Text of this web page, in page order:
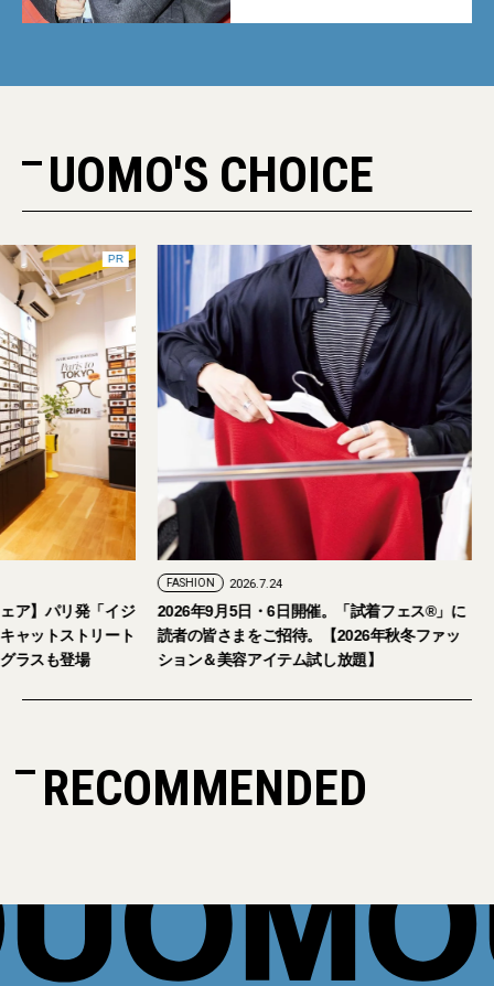
UOMO'S CHOICE
イウェア】パリ発「イジ
店をキャットストリート
サングラスも登場
FASHION 2026.7.24
2026年9月5日・6日開催。「試着フェス®︎
読者の皆さまをご招待。【2026年秋冬ファ
ション＆美容アイテム試し放題】
RECOMMENDED